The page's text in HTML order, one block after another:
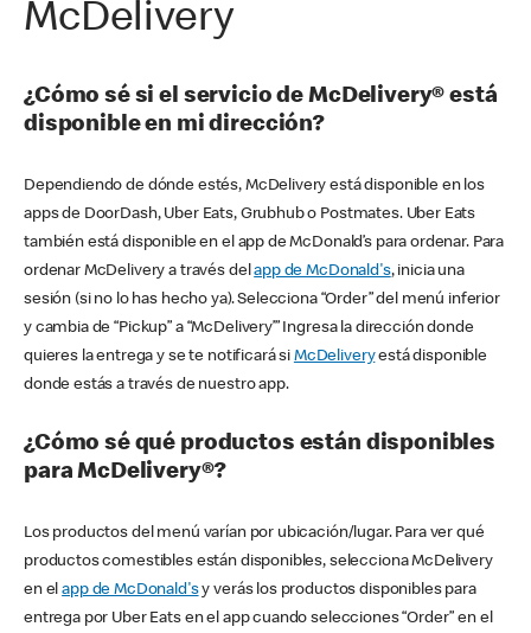
McDelivery
¿Cómo sé si el servicio de McDelivery® está
disponible en mi dirección?
Dependiendo de dónde estés, McDelivery está disponible en los
apps de DoorDash, Uber Eats, Grubhub o Postmates. Uber Eats
también está disponible en el app de McDonald’s para ordenar. Para
ordenar McDelivery a través delapp de McDonald's, inicia una
sesión (si no lo has hecho ya). Selecciona “Order” del menú inferior
y cambia de “Pickup” a “McDelivery’” Ingresa la dirección donde
quieres la entrega y se te notificará si McDeliveryestá disponible
donde estás a través de nuestro app.
¿Cómo sé qué productos están disponibles
para McDelivery®?
Los productos del menú varían por ubicación/lugar. Para ver qué
productos comestibles están disponibles, selecciona McDelivery
en elapp de McDonald'sy verás los productos disponibles para
entrega por Uber Eats en el app cuando selecciones “Order” en el